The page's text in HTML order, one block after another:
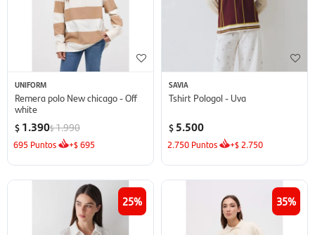
UNIFORM
Remera polo New chicago - Off
white
$ 1.390$1.990
695 Puntos +$695
SAVIA
Tshirt Pologol - Uva
$ 5.500
2.750 Puntos +$ 2.750
25 35